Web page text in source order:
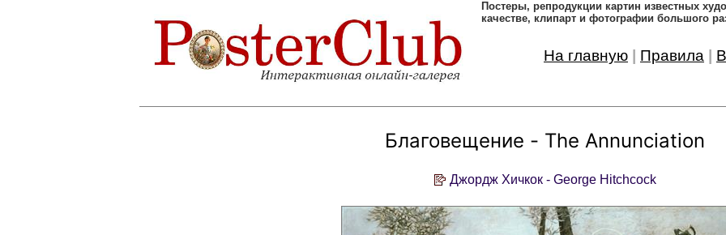
Постеры, pепродукции картин известных
качестве, клипарт и фотографии большого
На главную Правила
Благовещение - The Annunciation
Джордж Хичкок - George Hitchcock